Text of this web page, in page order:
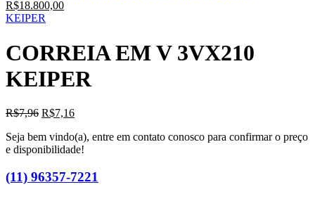
O
preço
era:
R$20.680,00.
R$18.800,00O
é:
R$18.800,00.
KEIPER
CORREIA EM V 3VX210
KEIPER
R$7,96 O
original
era:
R$7,16O
atual
é:
Seja bem vindo(a), entre em contato conosco para confirmar o preço
e disponibilidade!
(11) 96357-7221